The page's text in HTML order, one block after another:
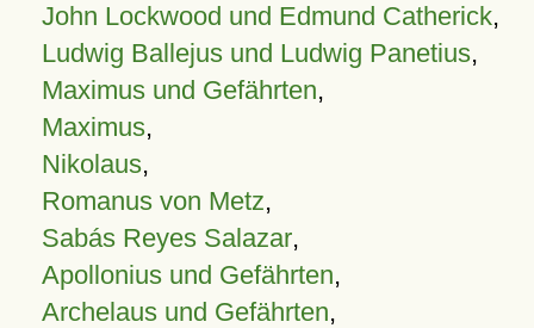
John Lockwood und Edmund Catherick,
Ludwig Ballejus und Ludwig Panetius,
Maximus und Gefährten,
Maximus,
Nikolaus,
Romanus von Metz,
Sabás Reyes Salazar,
Apollonius und Gefährten,
Archelaus und Gefährten,